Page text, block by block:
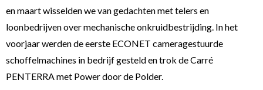
en maart wisselden we van gedachten met telers en
loonbedrijven over mechanische onkruidbestrijding. In het
voorjaar werden de eerste ECONET cameragestuurde
schoffelmachines in bedrijf gesteld en trok de Carré
PENTERRA met Power door de Polder.